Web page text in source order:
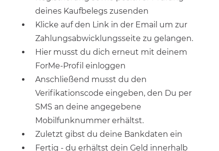
deines Kaufbelegs zusenden
Klicke auf den Link in der Email um zur
Zahlungsabwicklungsseite zu gelangen.
Hier musst du dich erneut mit deinem
ForMe-Profil einloggen
Anschließend musst du den
Verifikationscode eingeben, den Du per
SMS an deine angegebene
Mobilfunknummer erhältst.
Zuletzt gibst du deine Bankdaten ein
Fertig - du erhältst dein Geld innerhalb